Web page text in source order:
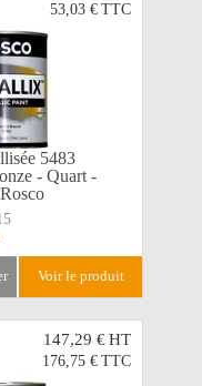
53,03 € TTC
5483
- Quart -
voir le produit
147,29 €HT
176,75 € TTC